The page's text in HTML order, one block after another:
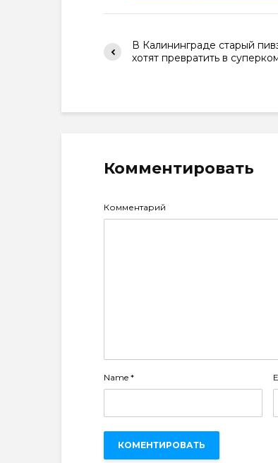
В Калининграде старый
хотят превратить в
Комментировать
Комментарий
Name *